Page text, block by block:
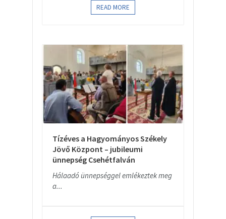
READ MORE
Tízéves a Hagyományos Székely
Jövő Központ – jubileumi
ünnepség Csehétfalván
Hálaadó ünnepséggel emlékeztek meg
a...